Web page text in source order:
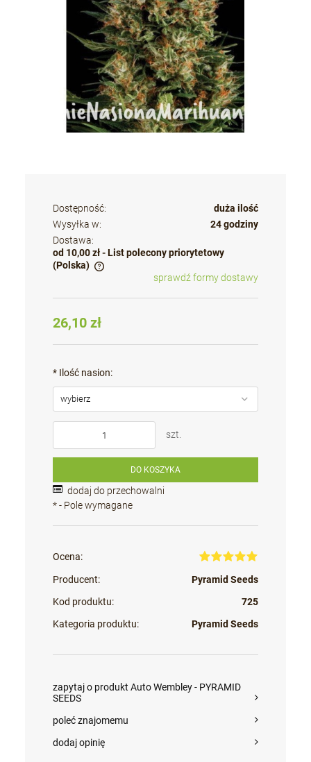
Dostępność:
duża ilość
Wysyłka w:
24 godziny
Dostawa:
od 10,00 zł - List polecony priorytetowy
(Polska)
Cena nie zawiera ewentualnych kosztów płatności
sprawdź formy dostawy
26,10 zł
* Ilość nasion:
szt.
DO KOSZYKA
dodaj do przechowalni
*- Pole wymagane
Ocena:
Producent:
Pyramid Seeds
Kod produktu:
725
Kategoria produktu:
Pyramid Seeds
zapytaj o produkt Auto Wembley - PYRAMID
SEEDS
poleć znajomemu
dodaj opinię